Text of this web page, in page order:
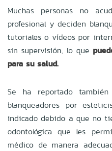
Muchas personas no
profesional y deciden
tutoriales o vídeos por
sin supervisión, lo que
para su salud.
Se ha reportado
blanqueadores por
indicado debido a que no
odontológica que les
médico de manera